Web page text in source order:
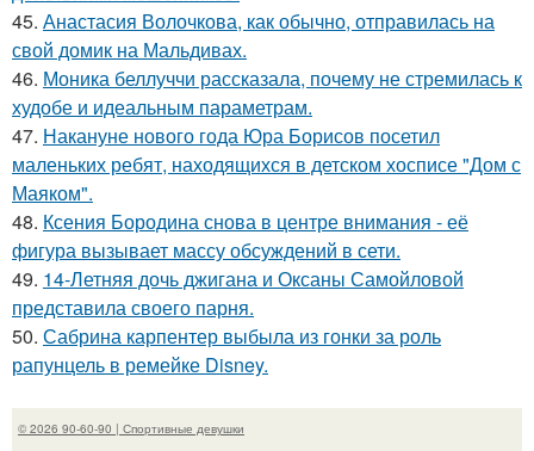
45. Анастасия Волочкова, как обычно, отправилась на
свой домик на Мальдивах.
46. Моника беллуччи рассказала, почему не стремилась к
худобе и идеальным параметрам.
47. Накануне нового года Юра Борисов посетил
маленьких ребят, находящихся в детском хосписе "Дом с
Маяком".
48. Ксения Бородина снова в центре внимания - её
фигура вызывает массу обсуждений в сети.
49. 14-Летняя дочь джигана и Оксаны Самойловой
представила своего парня.
50. Сабрина карпентер выбыла из гонки за роль
рапунцель в ремейке Disney.
© 2026 90-60-90 | Спортивные девушки